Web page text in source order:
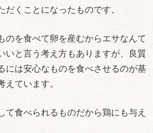
だくことになったものです。
のを食べて卵を産むからエサなんて
いと言う考え方もありますが、良質
には安心なものを食べさせるのが基
えています。
て食べられるものだから鶏にも与え